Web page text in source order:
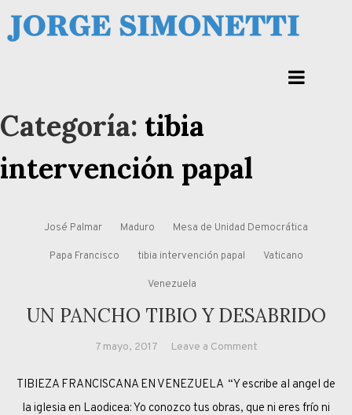
to
Jorge Eduardo Simonetti
Categoría: tibia
intervención papal
José Palmar Maduro Mesa de Unidad Democrática
Papa Francisco tibia intervención papal Vaticano
Venezuela
UN PANCHO TIBIO Y DESABRIDO
7 mayo, 2017 Leave a Commenton
PANCHO
TIBIO
TIBIEZA FRANCISCANA EN VENEZUELA “Y escribe al angel de
la iglesia en Laodicea: Yo conozco tus obras, que ni eres frío ni